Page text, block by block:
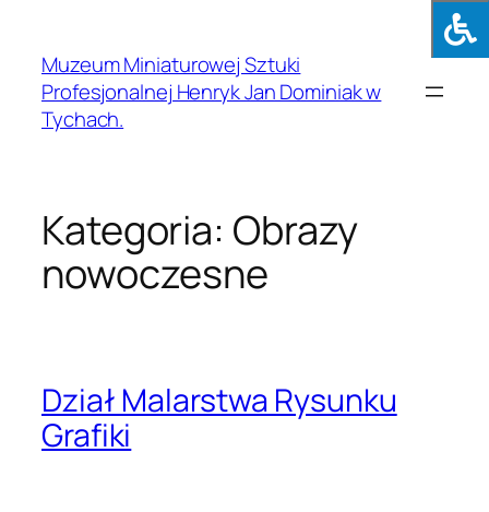
Muzeum Miniaturowej Sztuki
Profesjonalnej Henryk Jan Dominiak w
Tychach.
Kategoria: Obrazy
nowoczesne
Dział Malarstwa Rysunku
Grafiki